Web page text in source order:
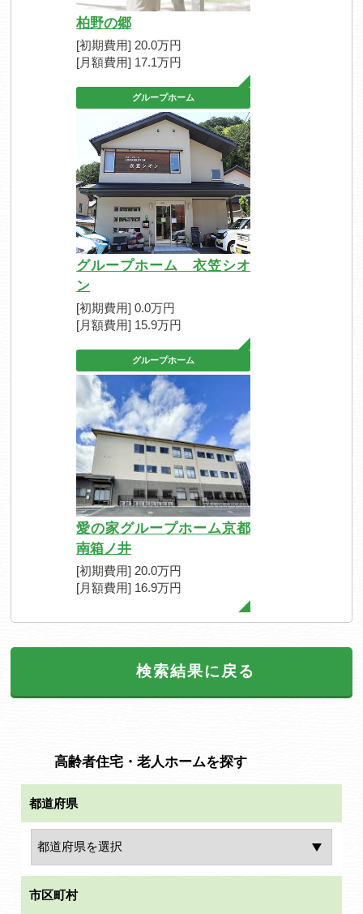
柏野の郷
[初期費用] 20.0万円
[月額費用] 17.1万円
グループホーム
グループホーム 衣笠シオ
ン
[初期費用] 0.0万円
[月額費用] 15.9万円
グループホーム
愛の家グループホーム京都
南箱ノ井
[初期費用] 20.0万円
[月額費用] 16.9万円
検索結果に戻る
高齢者住宅・老人ホームを探す
都道府県
市区町村